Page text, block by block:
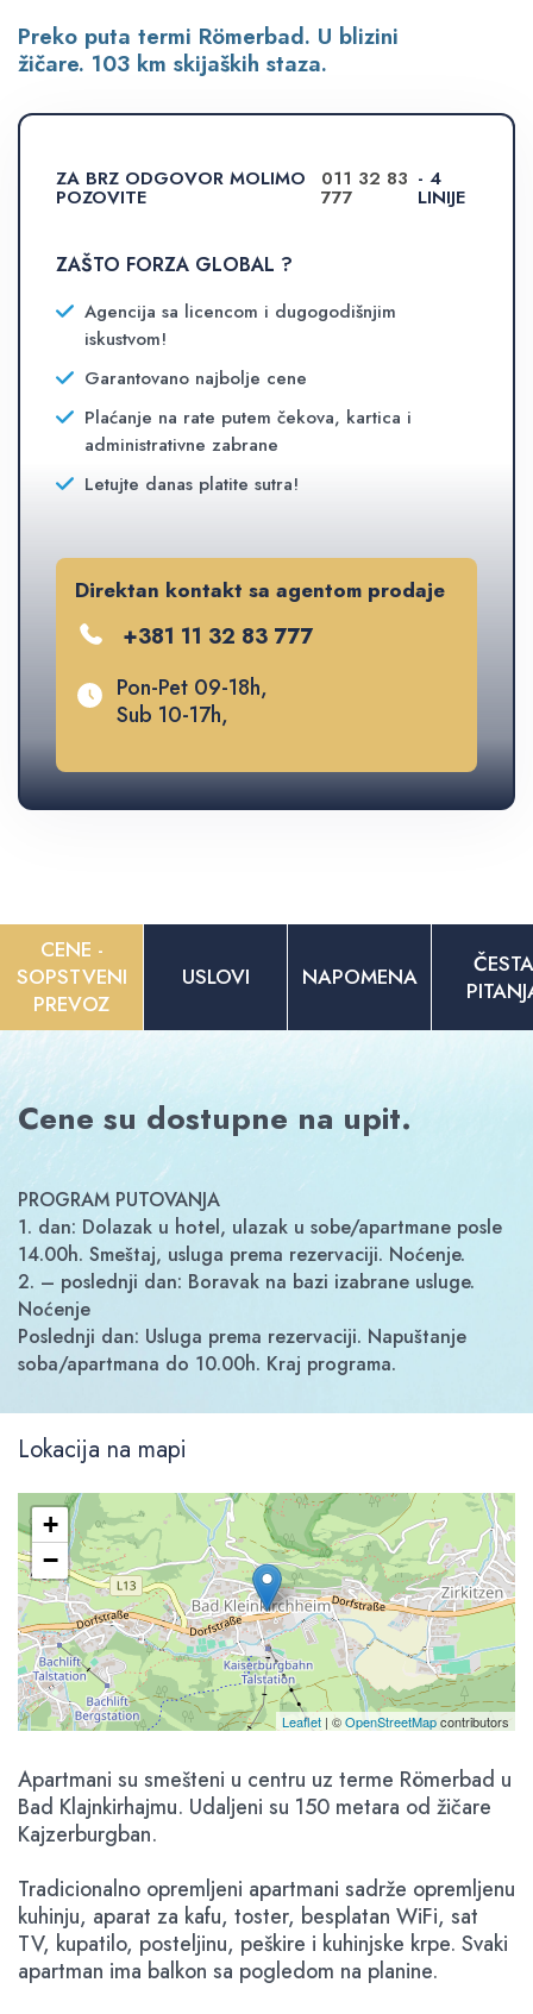
Preko puta termi Römerbad. U blizini
žičare. 103 km skijaških staza.
ZA BRZ ODGOVOR MOLIMO
POZOVITE
011 32 83
777
- 4
LINIJE
ZAŠTO FORZA GLOBAL ?
Agencija sa licencom i dugogodišnjim
iskustvom!
Garantovano najbolje cene
Plaćanje na rate putem čekova, kartica i
administrativne zabrane
Letujte danas platite sutra!
Direktan kontakt sa agentom prodaje
+381 11 32 83 777
Pon-Pet 09-18h,
Sub 10-17h,
CENE -
SOPSTVENI
PREVOZ
USLOVI NAPOMENA
ČESTA
Cene su dostupne na upit.
PROGRAM PUTOVANJA
1. dan: Dolazak u hotel, ulazak u sobe/apartmane posle
14.00h. Smeštaj, usluga prema rezervaciji. Noćenje.
2. – poslednji dan: Boravak na bazi izabrane usluge.
Noćenje
Poslednji dan: Usluga prema rezervaciji. Napuštanje
soba/apartmana do 10.00h. Kraj programa.
Lokacija na mapi
+
−
Leaflet | ©OpenStreetMapcontributors
Apartmani su smešteni u centru uz terme Römerbad u
Bad Klajnkirhajmu. Udaljeni su 150 metara od žičare
Kajzerburgban.
Tradicionalno opremljeni apartmani sadrže opremljenu
kuhinju, aparat za kafu, toster, besplatan WiFi, sat
TV, kupatilo, posteljinu, peškire i kuhinjske krpe. Svaki
apartman ima balkon sa pogledom na planine.